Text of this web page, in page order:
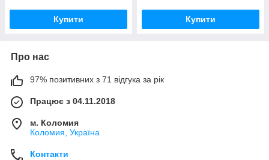
Купити Купити
Про нас
97% позитивних з 71 відгука за рік
Працює з 04.11.2018
м. Коломия
Коломия, Україна
Контакти